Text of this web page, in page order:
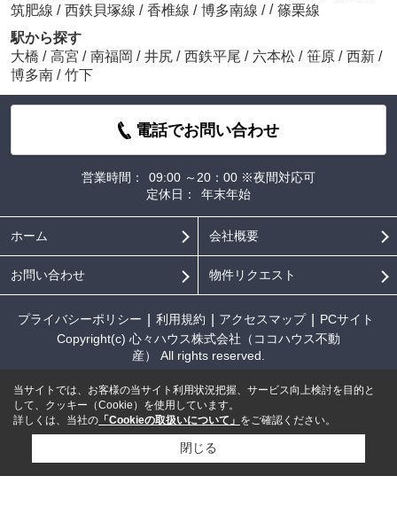
筑肥線 / 西鉄貝塚線 / 香椎線 / 博多南線 / / 篠栗線
駅から探す
大橋 / 高宮 / 南福岡 / 井尻 / 西鉄平尾 / 六本松 / 笹原 / 西新 /
博多南 / 竹下
電話でお問い合わせ
営業時間：
09:00 ～20：00 ※夜間対応可
定休日：
年末年始
ホーム 会社概要
お問い合わせ 物件リクエスト
プライバシーポリシー 利用規約 アクセスマップ
PCサイト
Copyright(c) 心々ハウス株式会社（ココハウス不動
産） All rights reserved.
当サイトでは、お客様の当サイト利用状況把握、サービス向上検討を目的と
して、クッキー（Cookie）を使用しています。
詳しくは、当社の 「Cookieの取扱いについて」 をご確認ください。
閉じる